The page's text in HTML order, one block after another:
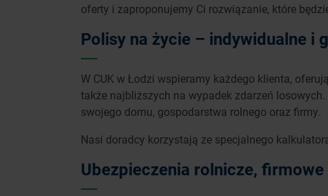
oferty i zaproponujemy Ci rozwiązanie, które
Polisy na życie – indywidualne i
W CUK w Łodzi wspieramy każdego klienta,
także najbliższych na wypadek zdarzeń
swojego domu, gospodarstwa rolnego oraz firmy.
Nasi doradcy korzystają ze specjalnego
Ubezpieczenia rolnicze,